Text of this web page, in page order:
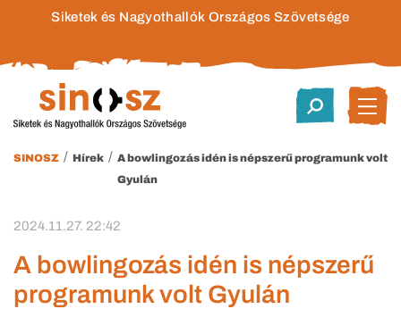
Siketek és Nagyothallók Országos Szövetsége
SINOSZ / Hírek / A bowlingozás idén is népszerű programunk volt
Gyulán
2024.11.27. 22:42
A bowlingozás idén is népszerű
programunk volt Gyulán